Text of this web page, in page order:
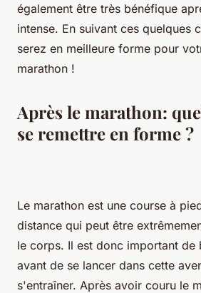
également être très bénéfique
intense. En suivant ces quelques
serez en meilleure forme pour
marathon !
Après le marathon:
se remettre en forme ?
Le marathon est une course à
distance qui peut être
le corps. Il est donc important de
avant de se lancer dans cette
s'entraîner. Après avoir couru le